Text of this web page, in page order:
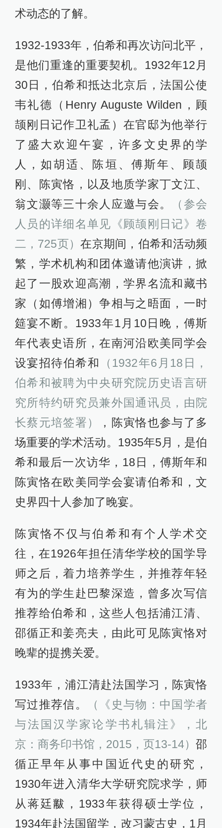
术动态的了解。
1932-1933年，伯希和再次访问北平，
是他们重逢的重要契机。1932年12月
30日，伯希和抵达北京后，法国公使
韦礼德（Henry Auguste Wilden，顾
颉刚日记作卫礼孟）在官邸为他举行
了盛大欢迎午宴，许多文史界的学
人，如胡适、陈垣、傅斯年、顾颉
刚、陈寅恪，以及地质学家丁文江、
翁文灏等三十余人应邀与会。
（参会
人员的详细名单见《顾颉刚日记》卷
二，725页）在京期间，伯希和活动频
繁，学术机构和团体邀请他演讲，掀
起了一股欢迎高潮，学界名流和藏书
家（如傅增湘）争相与之晤面，一时
筵宴不断。1933年1月10日晚，傅斯
年代表史语所，在南河沿欧美同学会
设宴招待伯希和
（1932年6月18日，
伯希和被聘为中央研究院历史语言研
究所特约研究员兼外国通讯员，由院
长蔡元培签署）
，陈寅恪也参与了多
场重要的学术活动。1935年5月，是伯
希和最后一次访华，18日，傅斯年和
陈寅恪在欧美同学会宴请伯希和，文
史界四十人参加了晚宴。
陈寅恪不仅与伯希和有个人学术交
往，在1926年担任清华学校的国学导
师之后，着力培养学生，并推荐年轻
有为的学生赴巴黎深造，曾多次写信
推荐给伯希和，这些人包括浦江清、
邵循正和姜亮夫，由此可见陈寅恪对
晚辈的提携关爱。
1933年，浦江清赴法国学习，陈寅恪
写过推荐信。
（《史与物：中国学者
与法国汉学家论学书札辑注》，北
京：商务印书馆，2015，页13-14）邵
循正早年从事中国近代史的研究，
1930年进入清华大学研究院求学，师
从蒋廷黻，1933年获得硕士学位，
1934年赴法国留学，改习蒙古史，1月